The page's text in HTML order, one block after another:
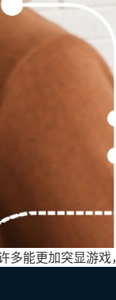
多能更加突显游戏